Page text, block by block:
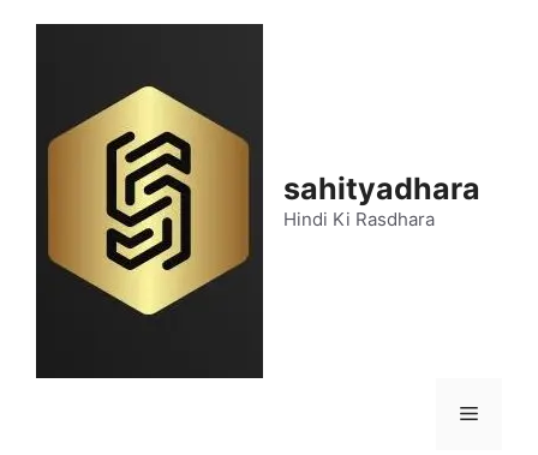
sahityadhara
Hindi Ki Rasdhara
Menu